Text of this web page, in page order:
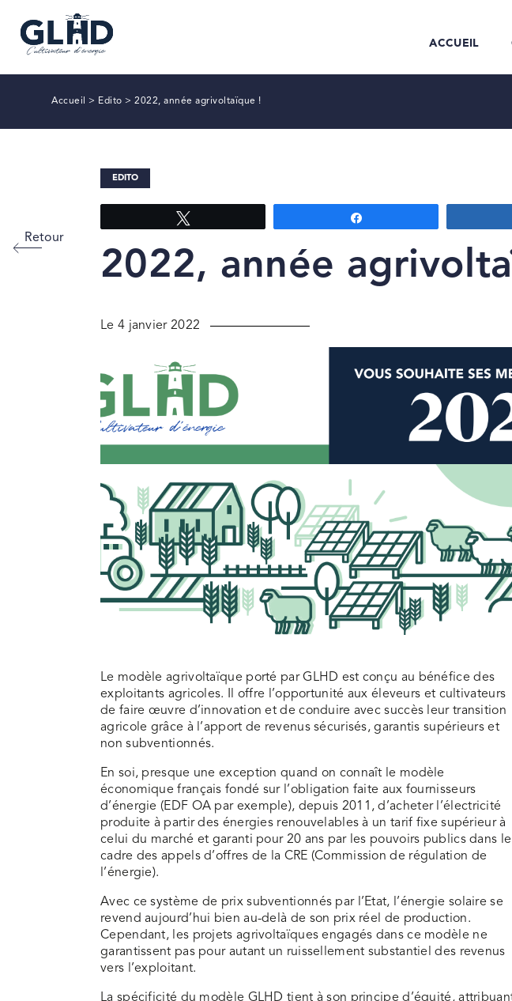
ACCUEIL
Accueil > Edito > 2022, année agrivoltaïque !
Retour
EDITO
2022, année
Le 4 janvier 2022
Le modèle agrivoltaïque porté par GLHD est conçu au bénéfice des
exploitants agricoles. Il offre l’opportunité aux éleveurs et cultivateurs
de faire œuvre d’innovation et de conduire avec succès leur transition
agricole grâce à l’apport de revenus sécurisés, garantis supérieurs et
non subventionnés.
En soi, presque une exception quand on connaît le modèle
économique français fondé sur l’obligation faite aux fournisseurs
d’énergie (EDF OA par exemple), depuis 2011, d’acheter l’électricité
produite à partir des énergies renouvelables à un tarif fixe supérieur à
celui du marché et garanti pour 20 ans par les pouvoirs publics dans le
cadre des appels d’offres de la CRE (Commission de régulation de
l’énergie).
Avec ce système de prix subventionnés par l’Etat, l’énergie solaire se
revend aujourd’hui bien au-delà de son prix réel de production.
Cependant, les projets agrivoltaïques engagés dans ce modèle ne
garantissent pas pour autant un ruissellement substantiel des revenus
vers l’exploitant.
La spécificité du modèle GLHD tient à son principe d’équité,